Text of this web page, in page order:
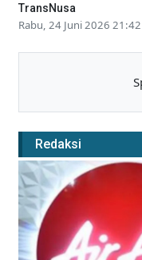
TransNusa
Rabu, 24 Juni 2026 21:42
Redaksi